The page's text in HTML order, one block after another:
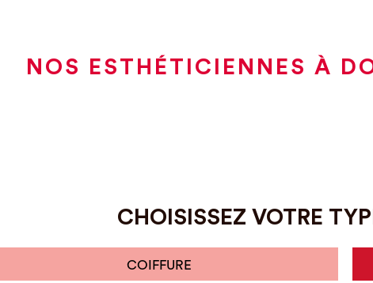
NOS ESTHÉTICIENNES À
CHOISISSEZ VOTRE
COIFFURE